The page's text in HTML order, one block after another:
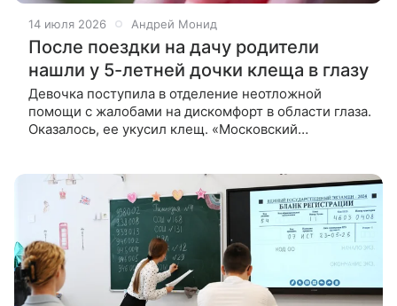
14 июля 2026 Андрей Монид
После поездки на дачу родители
нашли у 5-летней дочки клеща в глазу
Девочка поступила в отделение неотложной
помощи с жалобами на дискомфорт в области глаза.
Оказалось, ее укусил клещ. «Московский